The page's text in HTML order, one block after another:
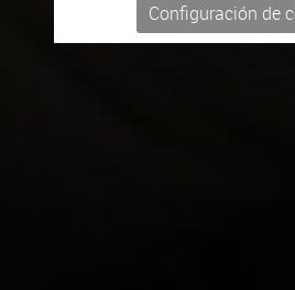
Configuración de